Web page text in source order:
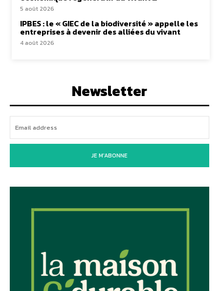
5 août 2026
IPBES : le « GIEC de la biodiversité » appelle les
entreprises à devenir des alliées du vivant
4 août 2026
Newsletter
JE M'ABONNE